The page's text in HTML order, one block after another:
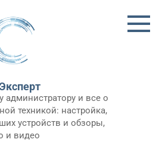
и все о
техникой: настройка,
устройств и обзоры,
и видео